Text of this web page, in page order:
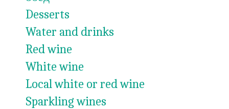
Desserts
Water and drinks
Red wine
White wine
Local white or red wine
Sparkling wines